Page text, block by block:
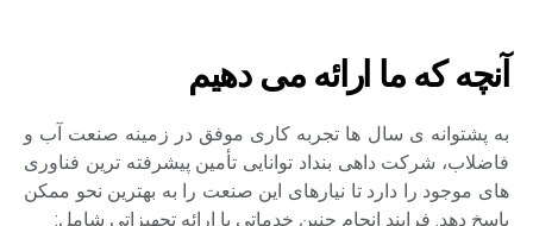
آنچه که ما ارائه می دهیم
به پشتوانه ی سال ها تجربه کاری موفق در زمینه صنعت آب و
فاضلاب، شرکت داهی بنداد توانایی تأمین پیشرفته ترین فناوری
های موجود را دارد تا نیارهای این صنعت را به بهترین نحو ممکن
پاسخ دهد. فرایند انجام چنین خدماتی با ارائه تجهیزاتی شامل: